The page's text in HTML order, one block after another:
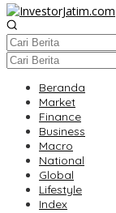
Beranda
Market
Finance
Business
Macro
National
Global
Lifestyle
Index